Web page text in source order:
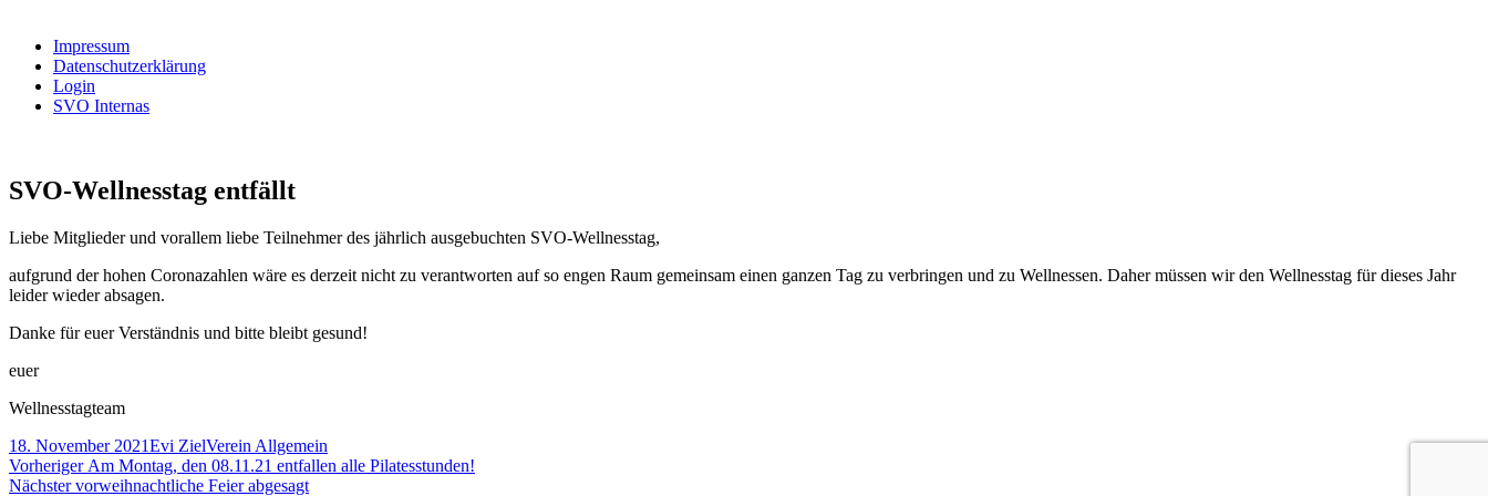
nach:
Impressum
Datenschutzerklärung
Login
SVO Internas
SVO-Wellnesstag entfällt
Liebe Mitglieder und vorallem liebe Teilnehmer des jährlich ausgebuchten SVO-Wellnesstag,
aufgrund der hohen Coronazahlen wäre es derzeit nicht zu verantworten auf so engen Raum gemeinsam einen ganzen Tag zu verbringen und zu Wellnessen. Daher müssen wir den Wellnesstag für dieses Jahr
leider wieder absagen.
Danke für euer Verständnis und bitte bleibt gesund!
euer
Wellnesstagteam
Veröffentlicht
am
18. November 2021Autor
Evi ZielKategorien
Verein Allgemein
Beitragsnavigation
Vorheriger Vorheriger
Beitrag:
Am Montag, den 08.11.21 entfallen alle Pilatesstunden!
Nächster Nächster
vorweihnachtliche Feier abgesagt